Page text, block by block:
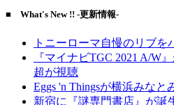
■ What's New !! -更新情報-
トニーローマ自慢のリブを
『マイナビTGC 2021 A/W
超が視聴
Eggs 'n Thingsが横浜みなと
新宿に『謎専門書店』が誕